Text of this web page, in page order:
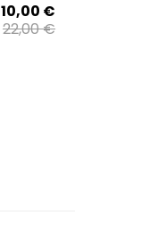
10,00 €
22,00 €